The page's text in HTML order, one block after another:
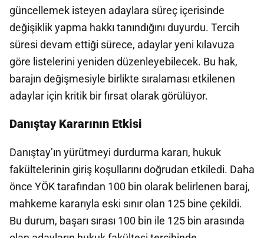
güncellemek isteyen adaylara süreç içerisinde
değişiklik yapma hakkı tanındığını duyurdu. Tercih
süresi devam ettiği sürece, adaylar yeni kılavuza
göre listelerini yeniden düzenleyebilecek. Bu hak,
barajın değişmesiyle birlikte sıralaması etkilenen
adaylar için kritik bir fırsat olarak görülüyor.
Danıştay Kararının Etkisi
Danıştay’ın yürütmeyi durdurma kararı, hukuk
fakültelerinin giriş koşullarını doğrudan etkiledi. Daha
önce YÖK tarafından 100 bin olarak belirlenen baraj,
mahkeme kararıyla eski sınır olan 125 bine çekildi.
Bu durum, başarı sırası 100 bin ile 125 bin arasında